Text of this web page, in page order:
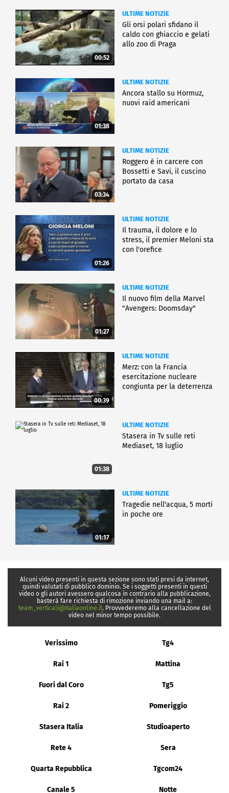
00:52
ULTIME NOTIZIE
Gli orsi polari sfidano il
caldo con ghiaccio e gelati
allo zoo di Praga
01:38
ULTIME NOTIZIE
Ancora stallo su Hormuz,
nuovi raid americani
03:34
ULTIME NOTIZIE
Roggero è in carcere con
Bossetti e Savi, il cuscino
portato da casa
01:26
ULTIME NOTIZIE
Il trauma, il dolore e lo
stress, il premier Meloni sta
con l'orefice
01:27
ULTIME NOTIZIE
Il nuovo film della Marvel
"Avengers: Doomsday"
00:39
ULTIME NOTIZIE
Merz: con la Francia
esercitazione nucleare
congiunta per la deterrenza
01:38
ULTIME NOTIZIE
Stasera in Tv sulle reti
Mediaset, 18 luglio
01:17
ULTIME NOTIZIE
Tragedie nell'acqua, 5 morti
in poche ore
Alcuni video presenti in questa sezione sono stati presi da internet,
quindi valutati di pubblico dominio. Se i soggetti presenti in questi
video o gli autori avessero qualcosa in contrario alla pubblicazione,
basterà fare richiesta di rimozione inviando una mail a:
team_verticali@italiaonline.it. Provvederemo alla cancellazione del
video nel minor tempo possibile.
Verissimo Tg4
Rai 1 Mattina
Fuori dal Coro Tg5
Rai 2 Pomeriggio
Stasera Italia Studioaperto
Rete 4 Sera
Quarta Repubblica Tgcom24
Canale 5 Notte